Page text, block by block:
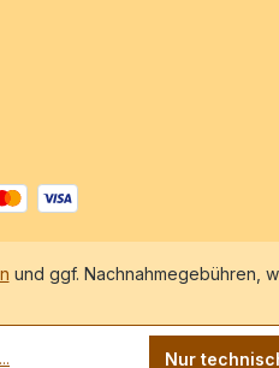
und ggf. Nachnahmegebühren,
Nur